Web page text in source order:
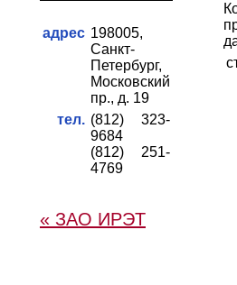
адрес 198005,
Санкт-
Петербург,
Московский
пр., д. 19
тел. (812) 323-
9684
(812) 251-
4769
« ЗАО ИРЭТ